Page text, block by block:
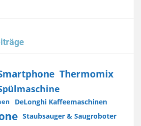
Thermomix
DeLonghi Kaffeemaschinen
Staubsauger & Saugroboter